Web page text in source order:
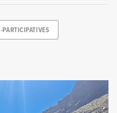
PARTICIPATIVES